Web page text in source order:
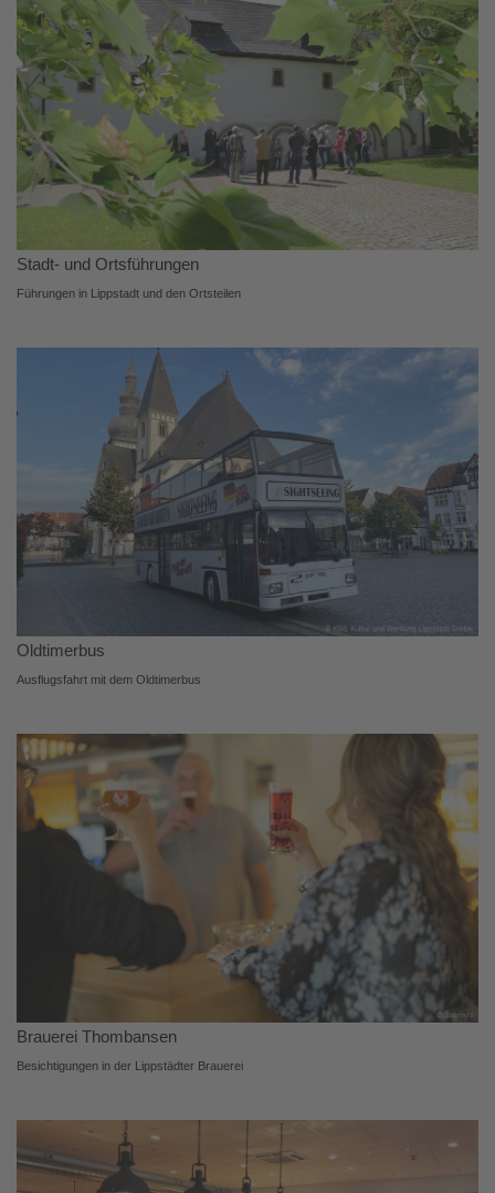
Stadt- und Ortsführungen
Führungen in Lippstadt und den Ortsteilen
Oldtimerbus
Ausflugsfahrt mit dem Oldtimerbus
Brauerei Thombansen
Besichtigungen in der Lippstädter Brauerei